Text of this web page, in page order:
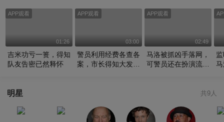
APP观看
01:26
吉米功亏一篑，得知
队友告密已然释怀
APP观看
03:00
警员利用经费各查各
案，市长得知大发雷
APP观看
02:49
马洛被抓凶手落网，
可警员还在扮演流浪
明星 共9人